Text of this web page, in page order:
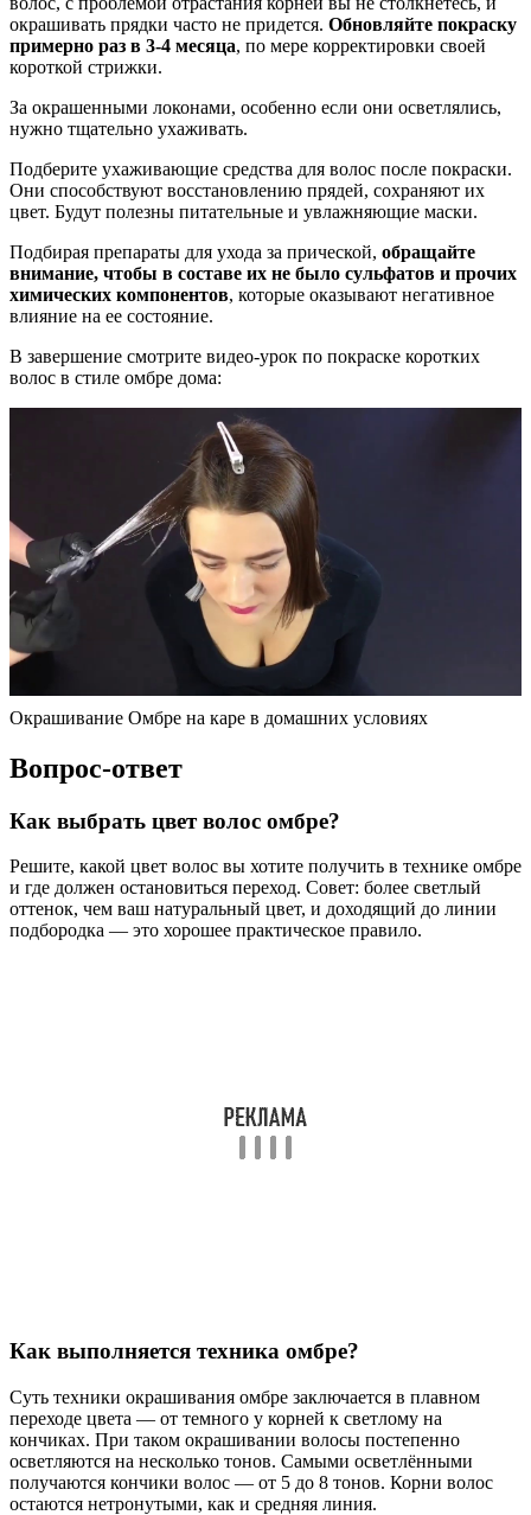
окрашивать прядки часто не придется. Обновляйте покраску
примерно раз в 3-4 месяца, по мере корректировки своей
короткой стрижки.
За окрашенными локонами, особенно если они осветлялись,
нужно тщательно ухаживать.
Подберите ухаживающие средства для волос после покраски.
Они способствуют восстановлению прядей, сохраняют их
цвет. Будут полезны питательные и увлажняющие маски.
Подбирая препараты для ухода за прической, обращайте
внимание, чтобы в составе их не было сульфатов и прочих
химических компонентов, которые оказывают негативное
влияние на ее состояние.
В завершение смотрите видео-урок по покраске коротких
волос в стиле омбре дома:
Окрашивание Омбре на каре в домашних условиях
Вопрос-ответ
Как выбрать цвет волос омбре?
Решите, какой цвет волос вы хотите получить в технике омбре
и где должен остановиться переход. Совет: более светлый
оттенок, чем ваш натуральный цвет, и доходящий до линии
подбородка — это хорошее практическое правило.
Как выполняется техника омбре?
Суть техники окрашивания омбре заключается в плавном
переходе цвета — от темного у корней к светлому на
кончиках. При таком окрашивании волосы постепенно
осветляются на несколько тонов. Самыми осветлёнными
получаются кончики волос — от 5 до 8 тонов. Корни волос
остаются нетронутыми, как и средняя линия.